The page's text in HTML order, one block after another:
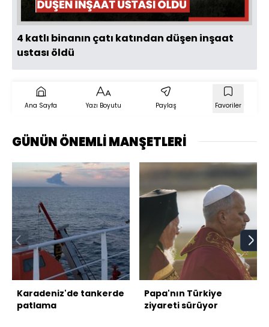
4 katlı binanın çatı katından düşen inşaat
ustası öldü
Ana Sayfa Yazı Boyutu Paylaş Favoriler
GÜNÜN ÖNEMLİ MANŞETLERİ
Karadeniz'de tankerde
patlama
Papa'nın Türkiye
ziyareti sürüyor